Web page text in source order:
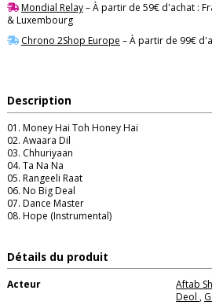
Mondial Relay– À partir de 59€ d'achat :
& Luxembourg
Chrono 2Shop Europe – À partir de 99€
Description
01. Money Hai Toh Honey Hai
02. Awaara Dil
03. Chhuriyaan
04. Ta Na Na
05. Rangeeli Raat
06. No Big Deal
07. Dance Master
08. Hope (Instrumental)
Détails du produit
Acteur Aftab
Deol ,